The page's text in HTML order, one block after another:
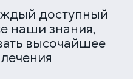
доступный
наши знания,
высочайшее